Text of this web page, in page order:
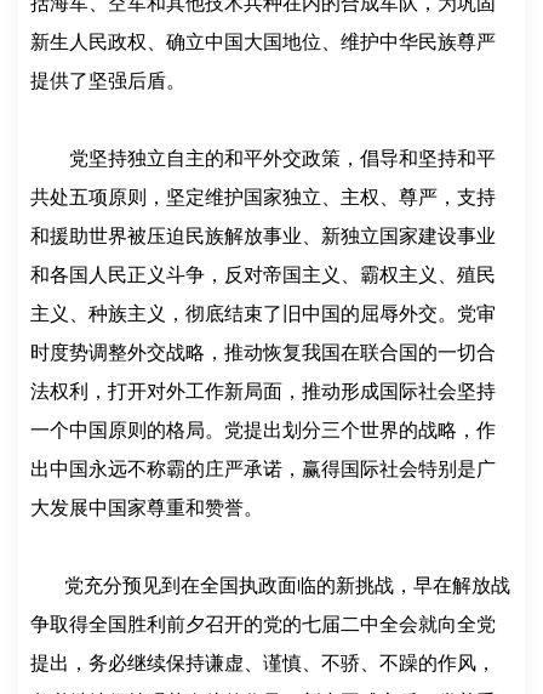
新生人民政权、确立中国大国地位、维护中华民族尊严
提供了坚强后盾。
党坚持独立自主的和平外交政策，倡导和坚持和平
共处五项原则，坚定维护国家独立、主权、尊严，支持
和援助世界被压迫民族解放事业、新独立国家建设事业
和各国人民正义斗争，反对帝国主义、霸权主义、殖民
主义、种族主义，彻底结束了旧中国的屈辱外交。党审
时度势调整外交战略，推动恢复我国在联合国的一切合
法权利，打开对外工作新局面，推动形成国际社会坚持
一个中国原则的格局。党提出划分三个世界的战略，作
出中国永远不称霸的庄严承诺，赢得国际社会特别是广
大发展中国家尊重和赞誉。
党充分预见到在全国执政面临的新挑战，早在解放战
争取得全国胜利前夕召开的党的七届二中全会就向全党
提出，务必继续保持谦虚、谨慎、不骄、不躁的作风，